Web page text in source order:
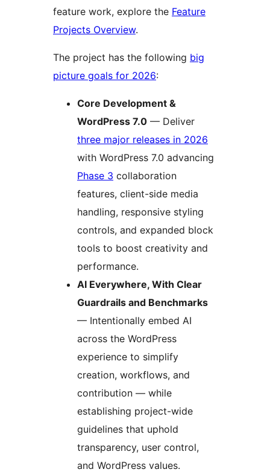
feature work, explore the Feature
Projects Overview.
The project has the following big
picture goals for 2026:
Core Development &
WordPress 7.0 — Deliver
three major releases in 2026
with WordPress 7.0 advancing
Phase 3 collaboration
features, client-side media
handling, responsive styling
controls, and expanded block
tools to boost creativity and
performance.
AI Everywhere, With Clear
Guardrails and Benchmarks
— Intentionally embed AI
across the WordPress
experience to simplify
creation, workflows, and
contribution — while
establishing project-wide
guidelines that uphold
transparency, user control,
and WordPress values.